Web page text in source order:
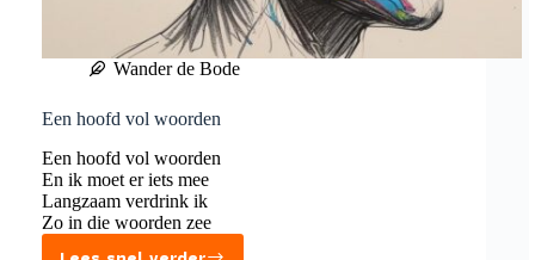
Wander de Bode
Een hoofd vol woorden
Een hoofd vol woorden
En ik moet er iets mee
Langzaam verdrink ik
Zo in die woorden zee